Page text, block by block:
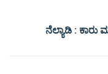
ನೆಲ್ಯಾಡಿ : ಕಾರು